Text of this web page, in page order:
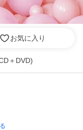
お気に入り
＋DVD)